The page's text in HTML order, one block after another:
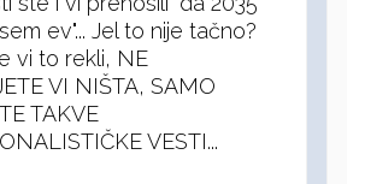
ev"... Jel to nije tačno?
vi to rekli, NE
VI NIŠTA, SAMO
TAKVE
VESTI...